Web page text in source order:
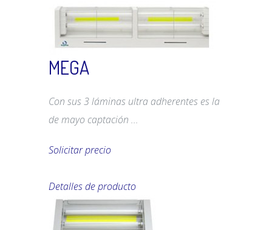
MEGA
Con sus 3 láminas ultra adherentes es la
de mayo captación ...
Solicitar precio
Detalles de producto